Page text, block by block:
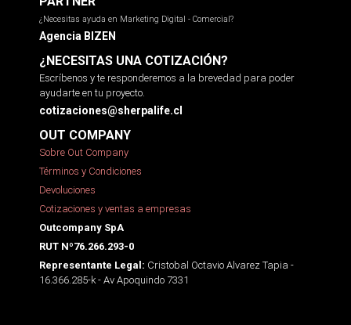
¿Necesitas ayuda en Marketing Digital - Comercial?
Agencia BIZEN
¿NECESITAS UNA COTIZACIÓN?
Escríbenos y te responderemos a la brevedad para poder
ayudarte en tu proyecto.
cotizaciones@sherpalife.cl
OUT COMPANY
Sobre Out Company
Términos y Condiciones
Devoluciones
Cotizaciones y ventas a empresas
Outcompany SpA
RUT Nº76.266.293-0
Representante Legal: Cristobal Octavio Alvarez Tapia -
16.366.285-k - Av Apoquindo 7331